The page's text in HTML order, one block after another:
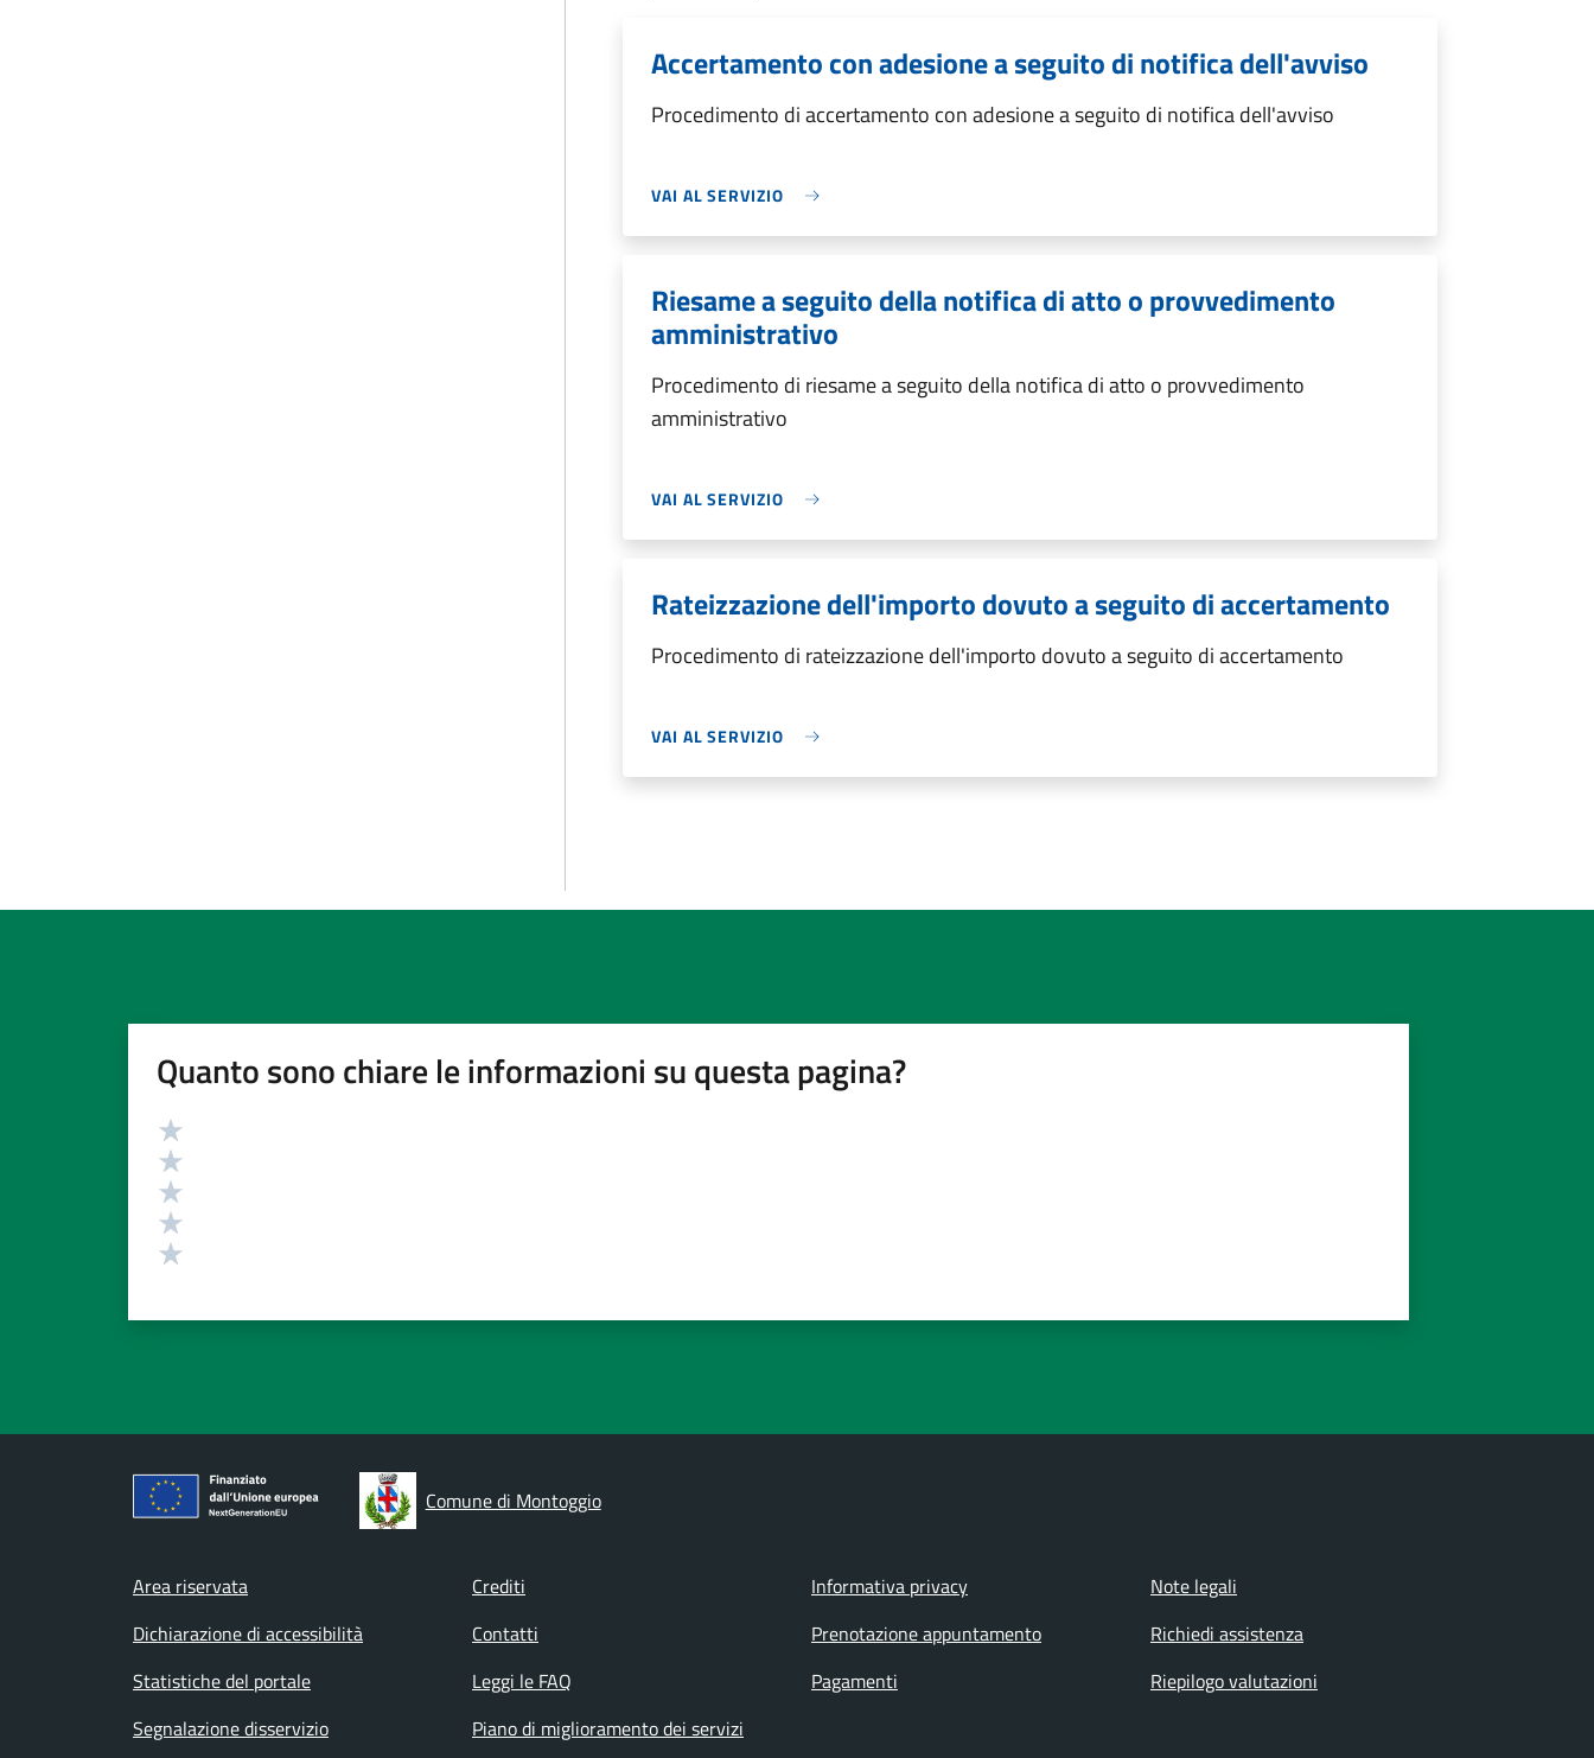
Accertamento con adesione a seguito di notifica dell'avviso
Procedimento di accertamento con adesione a seguito di notifica dell'avviso
VAI AL SERVIZIO
Riesame a seguito della notifica di atto o provvedimento
amministrativo
Procedimento di riesame a seguito della notifica di atto o provvedimento
amministrativo
VAI AL SERVIZIO
Rateizzazione dell'importo dovuto a seguito di accertamento
Procedimento di rateizzazione dell'importo dovuto a seguito di accertamento
VAI AL SERVIZIO
Quanto sono chiare le informazioni su questa pagina?
Valutazione
Comune di Montoggio
Footer menu
Area riservata Crediti Informativa privacy
Note legali
Dichiarazione di accessibilità
Contatti Prenotazione appuntamento
Richiedi assistenza
Statistiche del portale
Leggi le FAQ Pagamenti
Riepilogo valutazioni
Segnalazione disservizio
Piano di miglioramento dei servizi